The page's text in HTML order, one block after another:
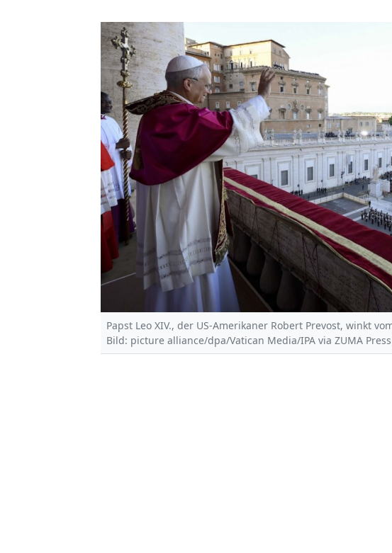
Papst Leo XIV., der US-Amerikaner Robert Prevost, winkt
Bild: picture alliance/dpa/Vatican Media/IPA via ZUMA